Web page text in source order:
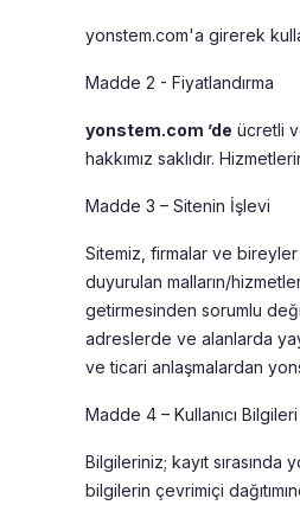
yonstem.com'a girerek
Madde 2 - Fiyatlandırma
yonstem.com ’de ücretli
hakkımız saklıdır.
Madde 3 – Sitenin İşlevi
Sitemiz, firmalar ve
duyurulan malların/
getirmesinden sorumlu
adreslerde ve alanlarda
ve ticari anlaşmalardan
Madde 4 – Kullanıcı Bilgileri
Bilgileriniz; kayıt
bilgilerin çevrimiçi